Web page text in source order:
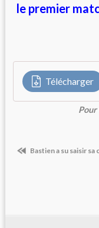
le premier
Télécharger
Pour
Bastien a su saisir sa